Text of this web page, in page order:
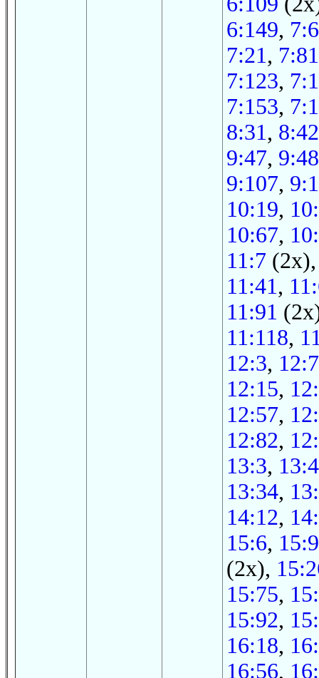
6:149, 7:6
7:21, 7:81
7:123,
7:153,
8:31, 8:42
9:47, 9:48
9:107,
10:19,
10:67,
11:7
11:41,
11:91
11:118,
12:3, 12:7
12:15,
12:57,
12:82,
13:3, 13:4
13:34,
14:12,
15:6, 15:9
(2x),
15:75,
15:92,
16:18,
16:56,